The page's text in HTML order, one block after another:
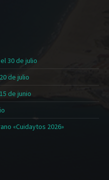
30 de julio
de julio
de junio
«Cuidaytos 2026»